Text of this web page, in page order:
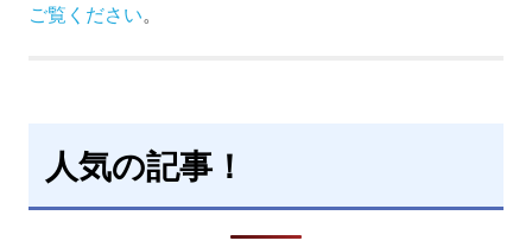
ご覧ください。
人気の記事！